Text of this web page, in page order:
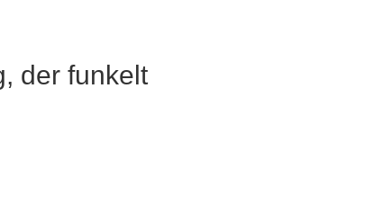
der funkelt